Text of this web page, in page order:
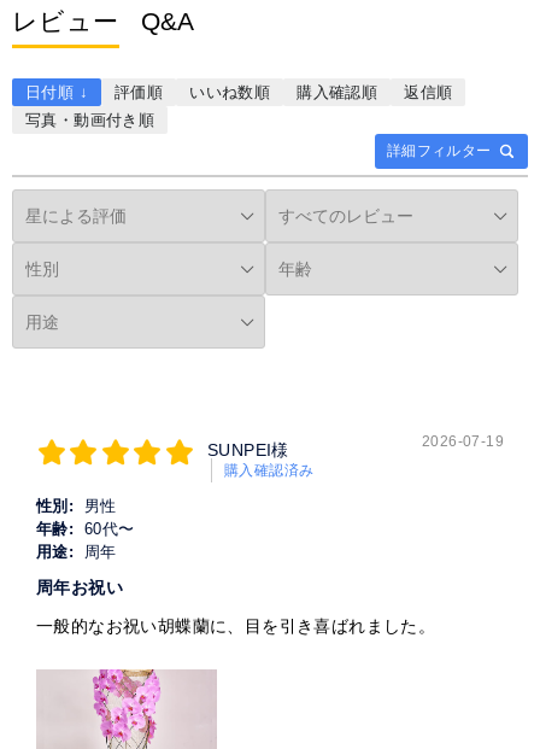
レビュー Q&A
詳細フィルター
日付順 ↓ 評価順 いいね数順 購入確認順
返信順
写真・動画付き順
SUNPEI様
購入確認済み
2026-07-19
性別:
男性
年齢:
60代〜
用途:
周年
周年お祝い
一般的なお祝い胡蝶蘭に、目を引き喜ばれました。